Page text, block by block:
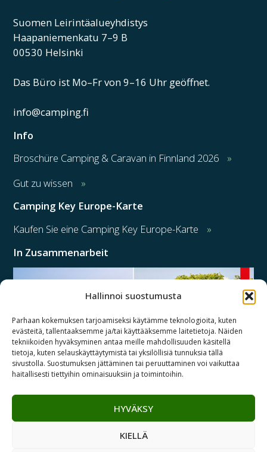
Hallinnoi suostumusta
Parhaan kokemuksen tarjoamiseksi käytämme teknologioita, kuten
evästeitä, tallentaaksemme ja/tai käyttääksemme laitetietoja. Näiden
tekniikoiden hyväksyminen antaa meille mahdollisuuden käsitellä
tietoja, kuten selauskäyttäytymistä tai yksilöllisiä tunnuksia tällä
sivustolla. Suostumuksen jättäminen tai peruuttaminen voi vaikuttaa
haitallisesti tiettyihin ominaisuuksiin ja toimintoihin.
HYVÄKSY
KIELLÄ
Suomen Leirintäalueyhdistys
Haapaniemenkatu 7–9 B
00530 Helsinki
Das Büro ist Mo–Fr von 9–16 Uhr geöffnet.
info@camping.fi
Info
Broschüre Camping & Caravan in Finnland 2026
Gut zu wissen
Camping Key Europe-Karte
Kaufen Sie eine Camping Key Europe-Karte
In Zusammenarbeit
Copyright© 2026 Suomen Leirintäalueyhdistys | Lemonsoft